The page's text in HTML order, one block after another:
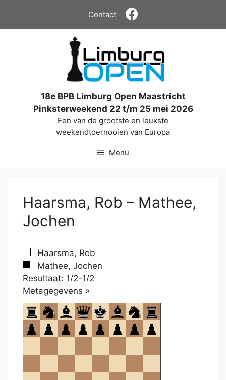
de
Contact
18e BPB Limburg Open Maastricht
Pinksterweekend 22 t/m 25 mei 2026
Een van de grootste en leukste
weekendtoernooien van Europa
Menu
Haarsma, Rob – Mathee,
Jochen
Haarsma, Rob
Mathee, Jochen
Resultaat: 1/2-1/2
Metagegevens »
om
te
openen.